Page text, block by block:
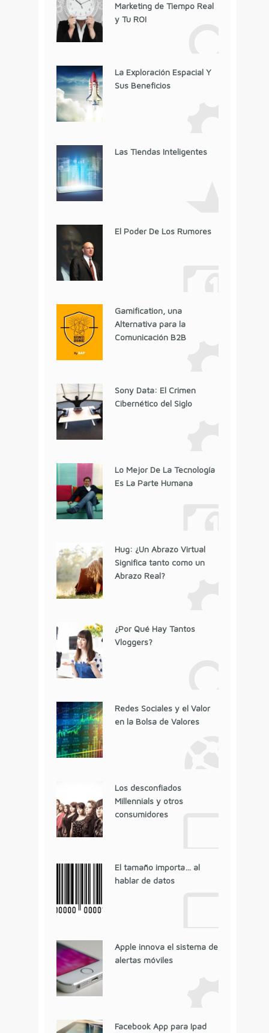
Marketing de Tiempo Real
y Tu ROI
La Exploración Espacial Y
Sus Beneficios
Las Tiendas Inteligentes
El Poder De Los Rumores
Gamification, una
Alternativa para la
Comunicación B2B
Sony Data: El Crimen
Cibernético del Siglo
Lo Mejor De La Tecnología
Es La Parte Humana
Hug: ¿Un Abrazo Virtual
Significa tanto como un
Abrazo Real?
¿Por Qué Hay Tantos
Vloggers?
Redes Sociales y el Valor
en la Bolsa de Valores
Los desconfiados
Millennials y otros
consumidores
El tamaño importa… al
hablar de datos
Apple innova el sistema de
alertas móviles
Facebook App para Ipad